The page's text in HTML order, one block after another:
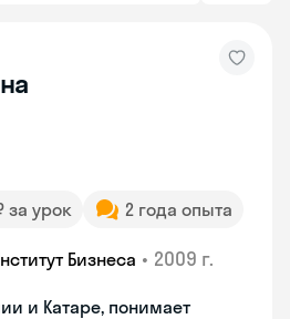
за урок 2 года опыта
Бизнеса • 2009 г.
и Катаре, понимает